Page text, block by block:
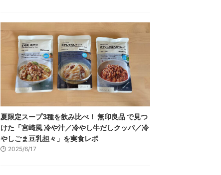
夏限定スープ3種を飲み比べ！ 無印良品 で見つ
けた「宮崎風 冷や汁／冷やし牛だしクッパ／冷
やしごま豆乳担々」を実食レポ
2025/6/17